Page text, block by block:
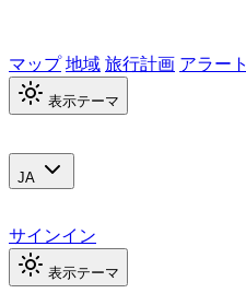
マップ地域旅行計画 アラート
表示テーマ
JA
サインイン
表示テーマ